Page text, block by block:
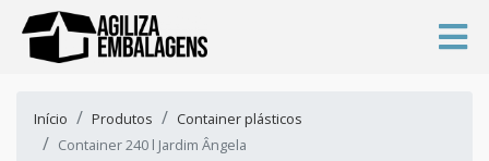
Início Produtos
Container plásticos
Container 240 l Jardim Ângela